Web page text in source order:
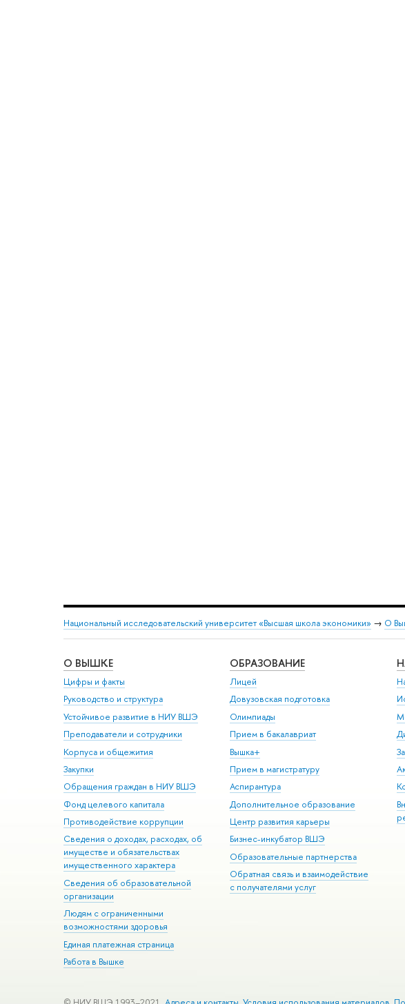
Национальный исследовательский университет «Высшая школа экономики» → О
О ВЫШКЕ
Цифры и факты
Руководство и структура
Устойчивое развитие в НИУ ВШЭ
Преподаватели и сотрудники
Корпуса и общежития
Закупки
Обращения граждан в НИУ ВШЭ
Фонд целевого капитала
Противодействие коррупции
Сведения о доходах, расходах, об
имуществе и обязательствах
имущественного характера
Сведения об образовательной
организации
Людям с ограниченными
возможностями здоровья
Единая платежная страница
Работа в Вышке
ОБРАЗОВАНИЕ
Лицей
Довузовская подготовка
Олимпиады
Прием в бакалавриат
Вышка+
Прием в магистратуру
Аспирантура
Дополнительное образование
Центр развития карьеры
Бизнес-инкубатор ВШЭ
Образовательные партнерства
Обратная связь и взаимодействие
с получателями услуг